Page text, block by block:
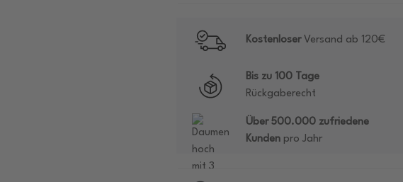
KostenloserVersand ab 120€
Bis zu 100 Tage
Rückgaberecht
Über 500.000 zufriedene
Kundenpro Jahr